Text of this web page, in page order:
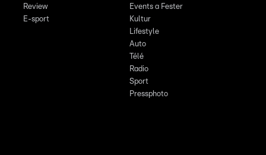
Review
E-sport
Events a Fester
Kultur
Lifestyle
Auto
Télé
Radio
Sport
Pressphoto